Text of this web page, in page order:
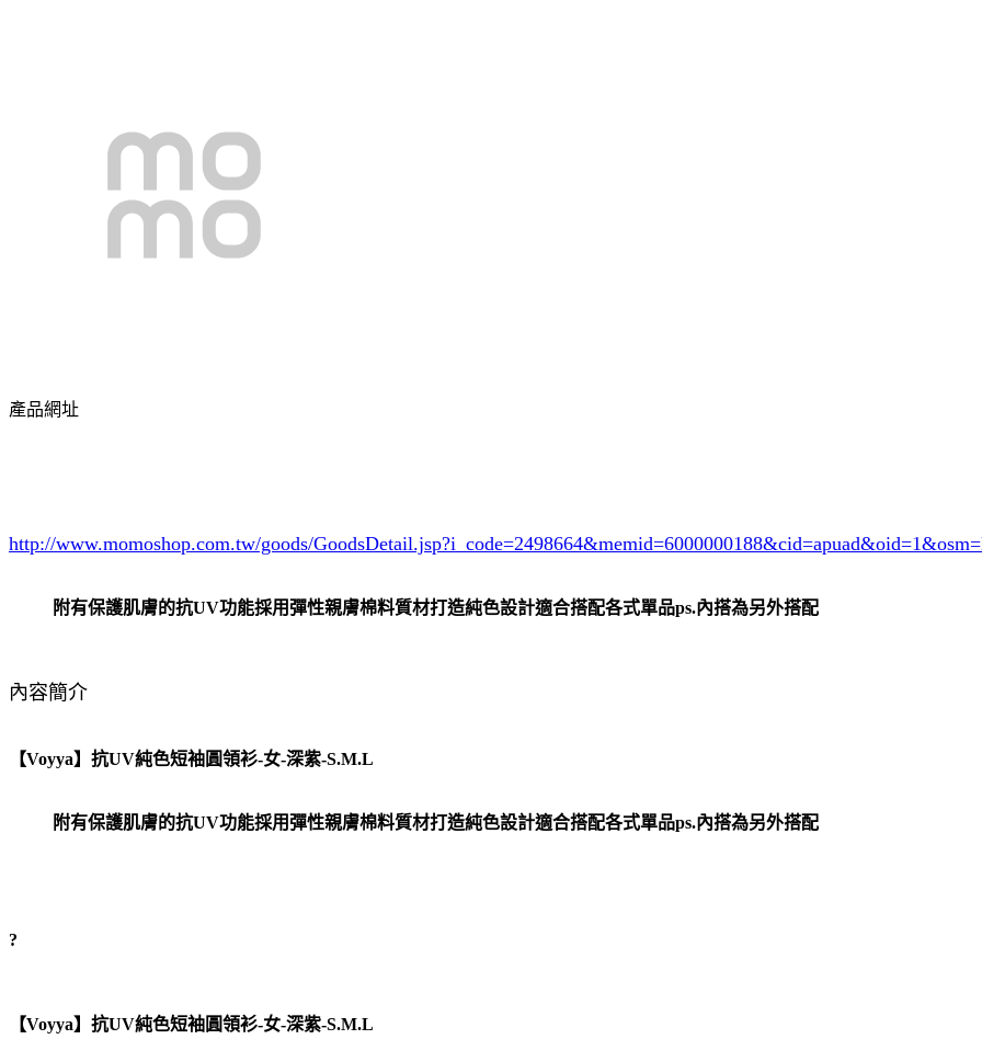
產品網址
http://www.momoshop.com.tw/goods/GoodsDetail.jsp?i_code=2498664
附有保護肌膚的抗UV功能採用彈性親膚棉料質材打造純色設計適合搭配各式單品ps.內搭為另外搭配
內容簡介
【Voyya】抗UV純色短袖圓領衫-女-深紫-S.M.L
附有保護肌膚的抗UV功能採用彈性親膚棉料質材打造純色設計適合搭配各式單品ps.內搭為另外搭配
?
【Voyya】抗UV純色短袖圓領衫-女-深紫-S.M.L